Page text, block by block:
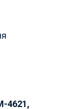
4621,